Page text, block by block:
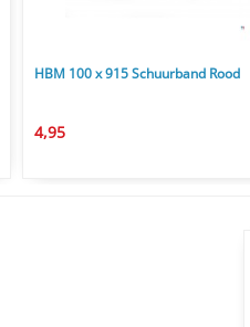
HBM 100 x 915 Schuurband Rood
4,95